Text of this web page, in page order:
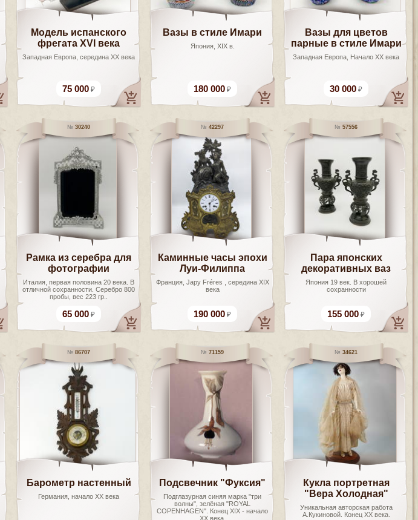
Модель испанского
фрегата XVI века
Западная Европа, середина XX века
75 000
Вазы в стиле Имари
Япония, XIX в.
180 000
Вазы для цветов
парные в стиле Имари
Западная Европа, Начало XX века
30 000
30240
Рамка из серебра для
фотографии
Италия, первая половина 20 века. В
отличной сохранности. Серебро 800
пробы, вес 223 гр..
65 000
42297
Каминные часы эпохи
Луи-Филиппа
Франция, Japy Fréres , середина ХIХ
века
190 000
57556
Пара японских
декоративных ваз
Япония 19 век. В хорошей
сохранности
155 000
86707
Барометр настенный
Германия, начало XX века
71159
Подсвечник "Фуксия"
Подглазурная синяя марка "три
волны", зелёная "ROYAL
COPENHAGEN". Конец XIX - начало
ХХ века.
34621
Кукла портретная
"Вера Холодная"
Уникальная авторская работа
А.Кукиновой. Конец ХХ века.